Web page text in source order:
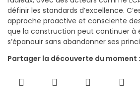
définir les standards d’excellence.
approche proactive et consciente
que la construction peut continuer à
s’épanouir sans abandonner ses
Partager la découverte du moment :